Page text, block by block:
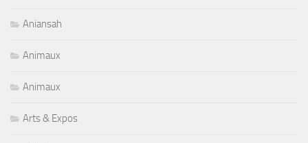
Aniansah
Animaux
Animaux
Arts & Expos